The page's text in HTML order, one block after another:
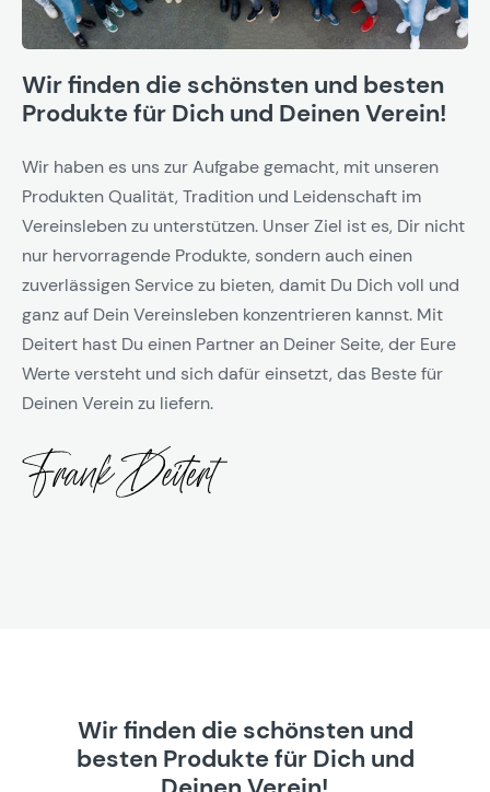
Wir finden die schönsten und besten
Produkte für Dich und Deinen Verein!
Wir haben es uns zur Aufgabe gemacht, mit unseren
Produkten Qualität, Tradition und Leidenschaft im
Vereinsleben zu unterstützen. Unser Ziel ist es, Dir nicht
nur hervorragende Produkte, sondern auch einen
zuverlässigen Service zu bieten, damit Du Dich voll und
ganz auf Dein Vereinsleben konzentrieren kannst. Mit
Deitert hast Du einen Partner an Deiner Seite, der Eure
Werte versteht und sich dafür einsetzt, das Beste für
Deinen Verein zu liefern.
Wir finden die schönsten und
besten Produkte für Dich und